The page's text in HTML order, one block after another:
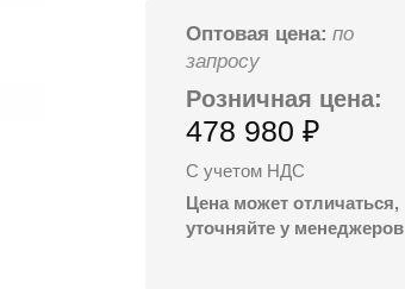
Оптовая цена: по
запросу
Розничная цена:
478 980 ₽
С учетом НДС
Цена может отличаться,
уточняйте у менеджеров